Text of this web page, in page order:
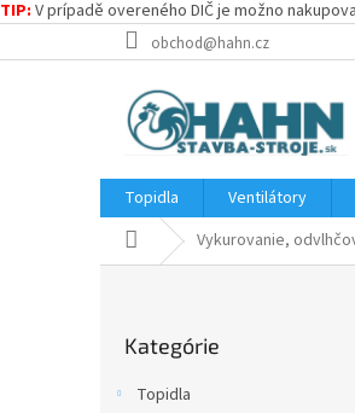
TIP: V prípadě overeného DIČ je možno
na
obchod@hahn.cz
Topidla Ventilátory
DomovVykurovanie,
kategórie
Kategórie
Topidla